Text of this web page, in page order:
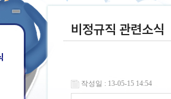
비정규직 관련소식
작성일 : 13-05-15 14:54